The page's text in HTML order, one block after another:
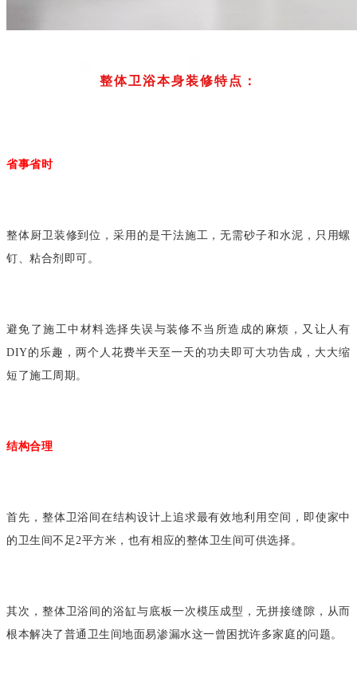
整体卫浴本身装修特点：
省事省时
整体厨卫装修到位，采用的是干法施工，无需砂子和水泥，只用螺
钉、粘合剂即可。
避免了施工中材料选择失误与装修不当所造成的麻烦，又让人有
DIY的乐趣，两个人花费半天至一天的功夫即可大功告成，大大缩
短了施工周期。
结构合理
首先，整体卫浴间在结构设计上追求最有效地利用空间，即使家中
的卫生间不足2平方米，也有相应的整体卫生间可供选择。
其次，整体卫浴间的浴缸与底板一次模压成型，无拼接缝隙，从而
根本解决了普通卫生间地面易渗漏水这一曾困扰许多家庭的问题。